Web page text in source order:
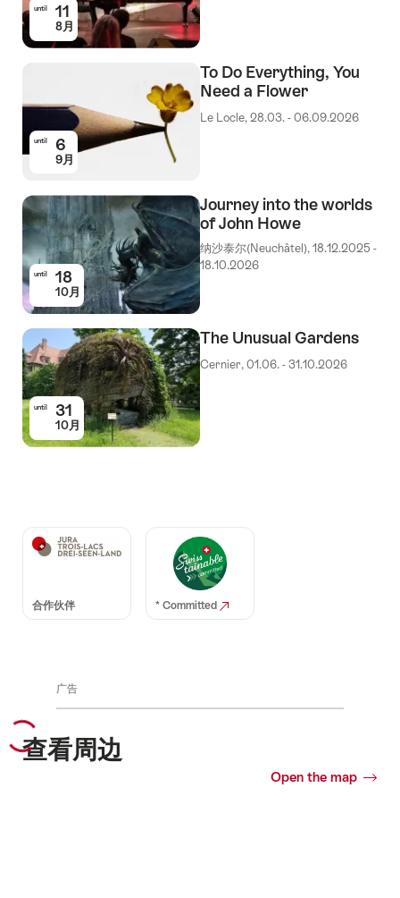
until 11
8月
until 6
9月
To Do Everything, You
Need a Flower
Le Locle, 28.03. - 06.09.2026
until 18
10月
Journey into the worlds
of John Howe
纳沙泰尔(Neuchâtel), 18.12.2025 -
18.10.2026
until 31
10月
The Unusual Gardens
Cernier, 01.06. - 31.10.2026
Auszeichnungen
合作伙伴 * Committed
广告
查看周边
Open the map